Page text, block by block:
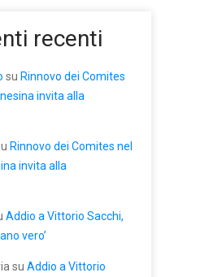
recenti
su Rinnovo dei Comites
invita alla
Rinnovo dei Comites nel
invita alla
Addio a Vittorio Sacchi,
vero’
su Addio a Vittorio